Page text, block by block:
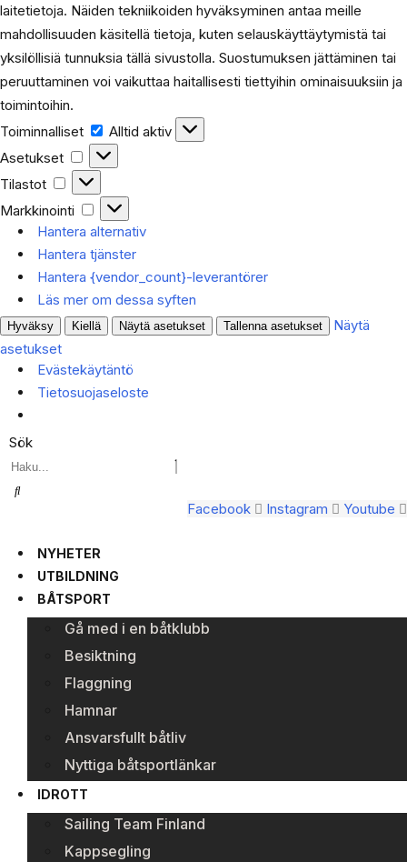
laitetietoja. Näiden tekniikoiden hyväksyminen antaa meille
mahdollisuuden käsitellä tietoja, kuten selauskäyttäytymistä tai
yksilöllisiä tunnuksia tällä sivustolla. Suostumuksen jättäminen tai
peruuttaminen voi vaikuttaa haitallisesti tiettyihin ominaisuuksiin ja
toimintoihin.
Toiminnalliset
Toiminnalliset
Alltid aktiv
Asetukset
Asetukset
Tilastot
Tilastot
Markkinointi
Markkinointi
Hantera alternativ
Hantera tjänster
Hantera {vendor_count}-leverantörer
Läs mer om dessa syften
Hyväksy Kiellä Näytä asetukset Tallenna asetukset
Näytä
asetukset
Evästekäytäntö
Tietosuojaseloste
Sök
Facebook Instagram Youtube
NYHETER
UTBILDNING
BÅTSPORT
Gå med i en båtklubb
Besiktning
Flaggning
Hamnar
Ansvarsfullt båtliv
Nyttiga båtsportlänkar
IDROTT
Sailing Team Finland
Kappsegling